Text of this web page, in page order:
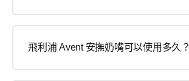
飛利浦 Avent 安撫奶嘴可以使用多久？